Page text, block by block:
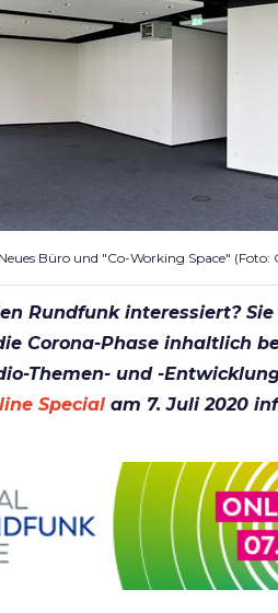
Neues Büro und "Co-Working Space" (Foto:
Rundfunk interessiert?
Corona-Phase inhaltlich
Themen- und -
Special am 7. Juli 2020